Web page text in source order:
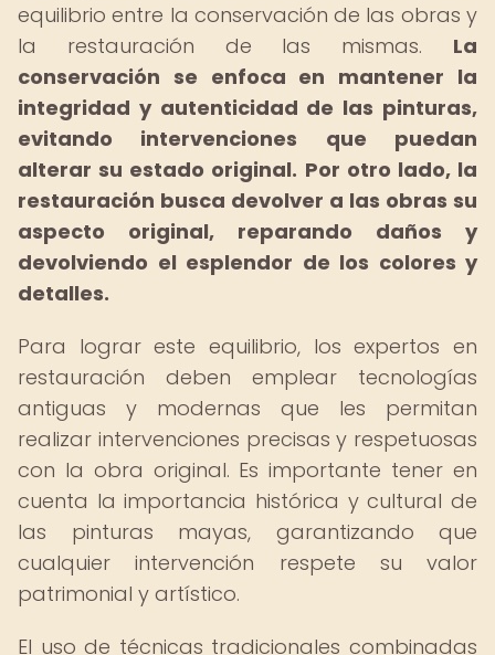
equilibrio entre la conservación de las obras y
la restauración de las mismas. La
conservación se enfoca en mantener la
integridad y autenticidad de las pinturas,
evitando intervenciones que puedan
alterar su estado original. Por otro lado, la
restauración busca devolver a las obras su
aspecto original, reparando daños y
devolviendo el esplendor de los colores y
detalles.
Para lograr este equilibrio, los expertos en
restauración deben emplear tecnologías
antiguas y modernas que les permitan
realizar intervenciones precisas y respetuosas
con la obra original. Es importante tener en
cuenta la importancia histórica y cultural de
las pinturas mayas, garantizando que
cualquier intervención respete su valor
patrimonial y artístico.
El uso de técnicas tradicionales combinadas